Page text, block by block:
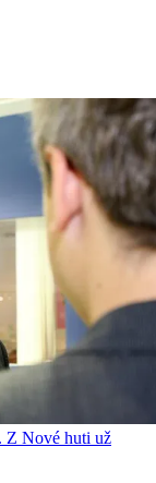
Z Nové huti už